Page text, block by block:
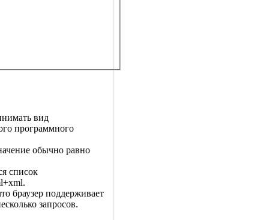
вид
программного
обычно равно
список
браузер поддерживает
запросов.